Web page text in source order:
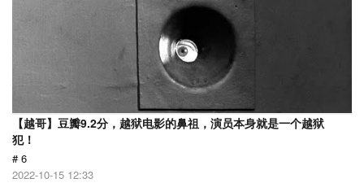
【越哥】豆瓣9.2分，越狱电影的鼻祖，演员本身就是一个越狱
犯！
# 6
2022-10-15 12:33